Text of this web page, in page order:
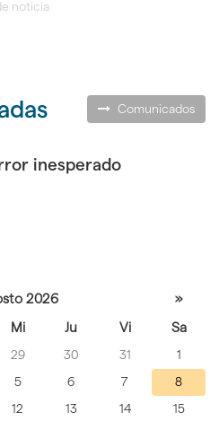
idioma
noticia
Comunicados
inesperado
2026
»
Mi Ju Vi Sa
29 30 31
1
5 6 7
8
12 13 14
15